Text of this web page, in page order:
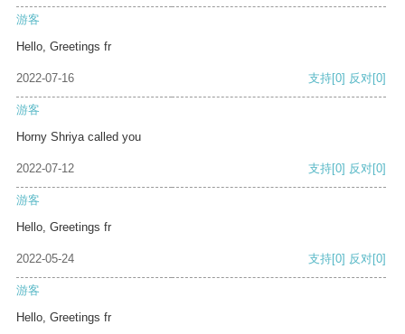
游客
Hello, Greetings fr
2022-07-16 支持[0] 反对[0]
游客
Horny Shriya called you
2022-07-12 支持[0] 反对[0]
游客
Hello, Greetings fr
2022-05-24 支持[0] 反对[0]
游客
Hello, Greetings fr